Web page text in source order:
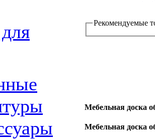
Рекомендуемые
Мебельная доска
Мебельная доска